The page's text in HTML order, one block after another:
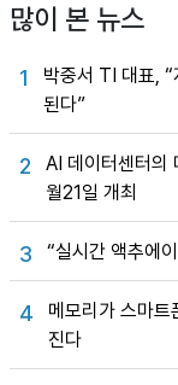
많이 본 뉴스
1
박중서 TI 대표, “
된다”
2
AI 데이터센터
월21일 개최
3 “실시간 액추에
4
메모리가 스마
진다